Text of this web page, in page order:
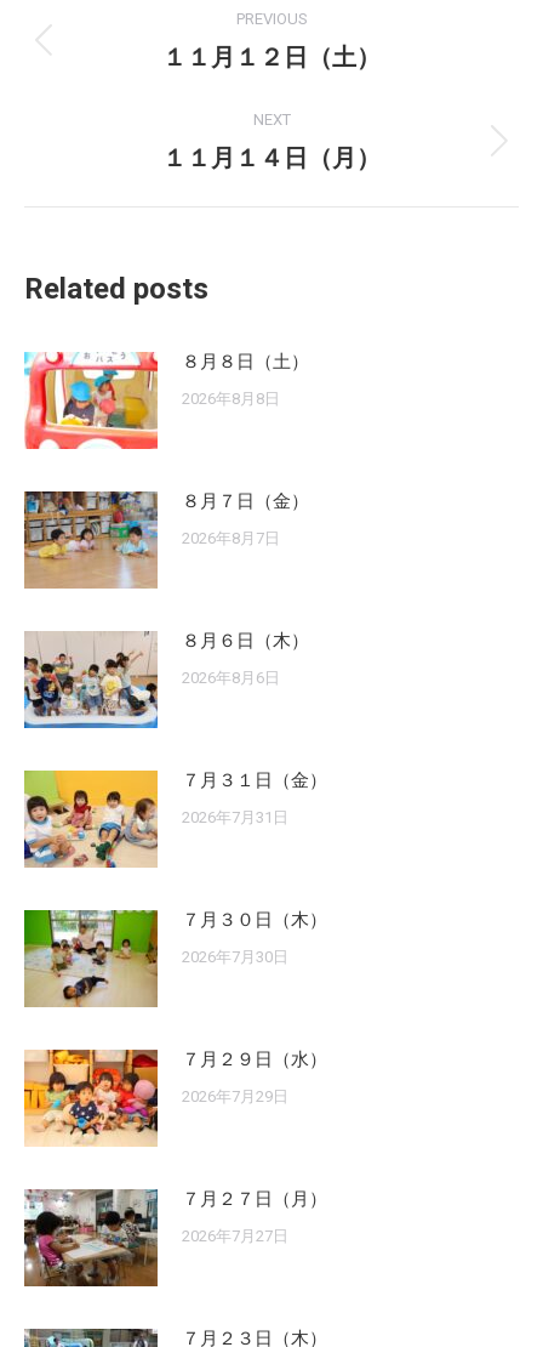
navigation
PREVIOUS
Previous
１１月１２日（土）
NEXT
Next
１１月１４日（月）
Related posts
８月８日（土）
2026年8月8日
８月７日（金）
2026年8月7日
８月６日（木）
2026年8月6日
７月３１日（金）
2026年7月31日
７月３０日（木）
2026年7月30日
７月２９日（水）
2026年7月29日
７月２７日（月）
2026年7月27日
７月２３日（木）